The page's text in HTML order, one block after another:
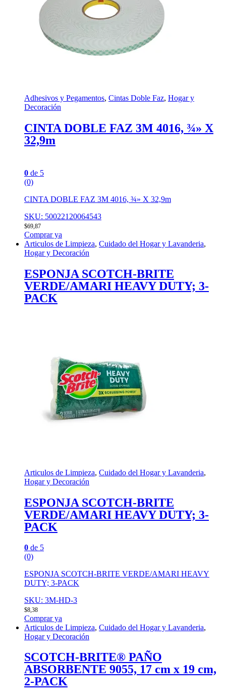
Adhesivos y Pegamentos, Cintas Doble Faz, Hogar y
Decoración
CINTA DOBLE FAZ 3M 4016, ¾» X
32,9m
0 de 5
(0)
CINTA DOBLE FAZ 3M 4016, ¾» X 32,9m
SKU: 50022120064543
$69,87
Comprar ya
Articulos de Limpieza, Cuidado del Hogar y Lavanderia,
Hogar y Decoración
ESPONJA SCOTCH-BRITE
VERDE/AMARI HEAVY DUTY; 3-
PACK
Articulos de Limpieza, Cuidado del Hogar y Lavanderia,
Hogar y Decoración
ESPONJA SCOTCH-BRITE
VERDE/AMARI HEAVY DUTY; 3-
PACK
0 de 5
(0)
ESPONJA SCOTCH-BRITE VERDE/AMARI HEAVY
DUTY; 3-PACK
SKU: 3M-HD-3
$8,38
Comprar ya
Articulos de Limpieza, Cuidado del Hogar y Lavanderia,
Hogar y Decoración
SCOTCH-BRITE® PAÑO
ABSORBENTE 9055, 17 cm x 19 cm,
2-PACK